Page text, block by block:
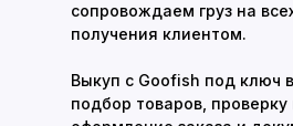
сопровождаем груз на
получения клиентом.
Выкуп с Goofish под ключ
подбор товаров, проверку